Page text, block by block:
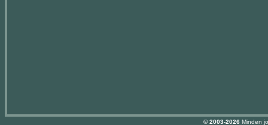
© 2003-2026Minden